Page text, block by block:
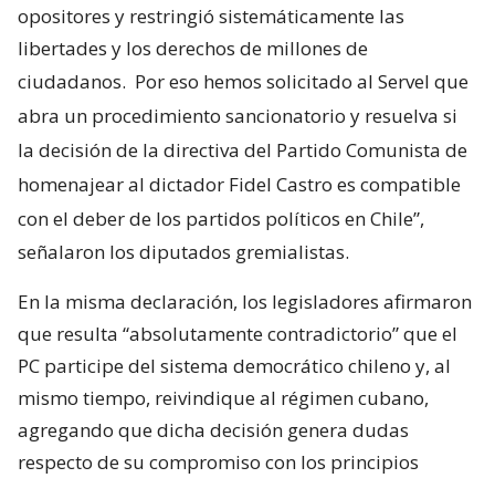
opositores y restringió sistemáticamente las
libertades y los derechos de millones de
ciudadanos. Por eso hemos solicitado al Servel que
abra un procedimiento sancionatorio y resuelva si
la decisión de la directiva del Partido Comunista de
homenajear al dictador Fidel Castro es compatible
con el deber de los partidos políticos en Chile”,
señalaron los diputados gremialistas.
En la misma declaración, los legisladores afirmaron
que resulta “absolutamente contradictorio” que el
PC participe del sistema democrático chileno y, al
mismo tiempo, reivindique al régimen cubano,
agregando que dicha decisión genera dudas
respecto de su compromiso con los principios